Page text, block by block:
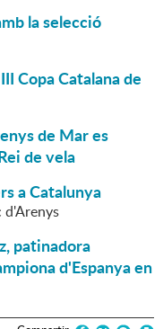
la selecció
Copa Catalana de
de Mar es
de vela
a Catalunya
patinadora
d'Espanya en